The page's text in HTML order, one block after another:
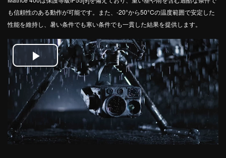
も信頼性のある動作が可能です。また、-20°から50°Cの温度範囲で安定した
性能を維持し、暑い条件でも寒い条件でも一貫した結果を提供します。
Play
Video